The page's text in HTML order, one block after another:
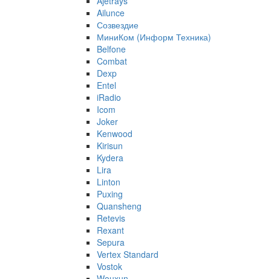
Ailunce
Созвездие
МиниКом (Информ Техника)
Belfone
Combat
Dexp
Entel
iRadio
Icom
Joker
Kenwood
Kirisun
Kydera
Lira
Linton
Puxing
Quansheng
Retevis
Rexant
Sepura
Vertex Standard
Vostok